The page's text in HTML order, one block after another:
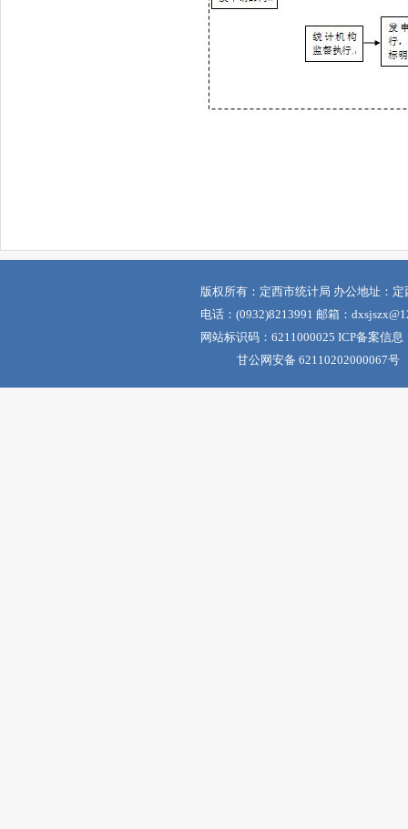
版权所有：定西市统计局 办公地址：
电话：(0932)8213991 邮箱：
网站标识码：6211000025 ICP备案信息
甘公网安备 62110202000067号